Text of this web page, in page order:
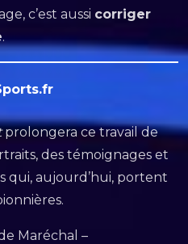
c’est aussi corriger
.
prolongera ce travail de
des témoignages et
qui, aujourd’hui, portent
Maréchal –